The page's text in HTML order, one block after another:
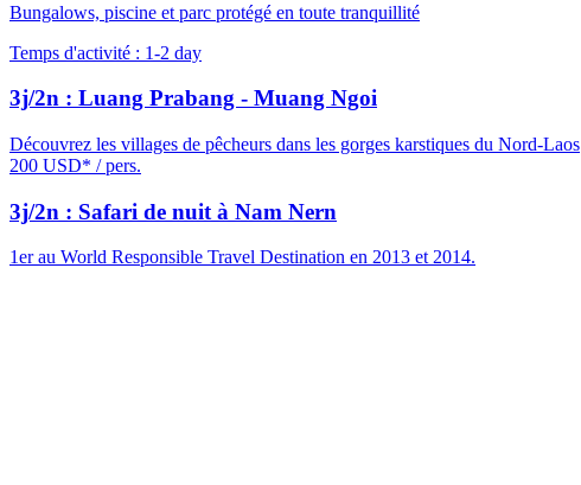
Bungalows, piscine et parc protégé en toute tranquillité
Temps d'activité : 1-2 day
3j/2n : Luang Prabang - Muang Ngoi
Découvrez les villages de pêcheurs dans les gorges karstiques du Nord-Laos
200 USD* / pers.
3j/2n : Safari de nuit à Nam Nern
1er au World Responsible Travel Destination en 2013 et 2014.